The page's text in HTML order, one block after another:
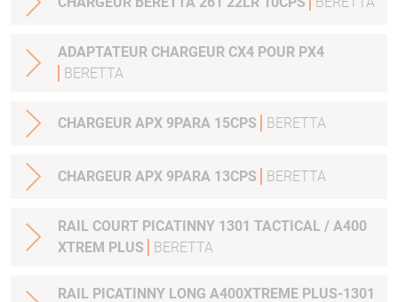
ADAPTATEUR CHARGEUR CX4 POUR PX4
BERETTA
CHARGEUR APX 9PARA 15CPS BERETTA
CHARGEUR APX 9PARA 13CPS BERETTA
RAIL COURT PICATINNY 1301 TACTICAL / A400
XTREM PLUS
BERETTA
RAIL PICATINNY LONG A400XTREME PLUS-1301